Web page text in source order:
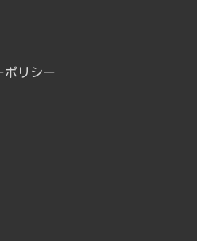
いましたが、天気が良かったの
の公園に撮影に行ってきまし
ポリシー